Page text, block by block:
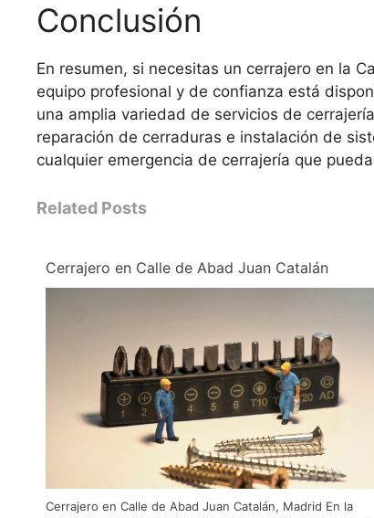
Conclusión
En resumen, si necesitas un cerrajero en la
equipo profesional y de confianza está
una amplia variedad de servicios de
reparación de cerraduras e instalación de
cualquier emergencia de cerrajería que
Related Posts
Cerrajero en Calle de Abad Juan Catalán
Cerrajero en Calle de Abad Juan Catalán, Madrid En la